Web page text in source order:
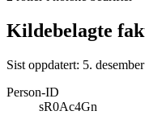
Kildebelagte
Sist oppdatert: 5.
Person-ID
sR0Ac4Gn